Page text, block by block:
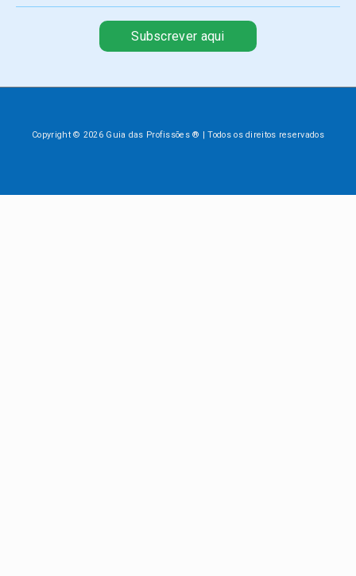
Subscrever aqui
Copyright © 2026 Guia das Profissões ® | Todos os direitos reservados